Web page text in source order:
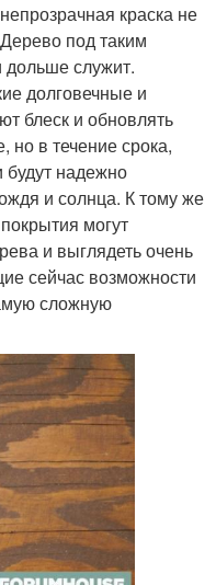
краска не
под таким
дольше служит.
долговечные и
блеск и обновлять
но в течение срока,
будут надежно
и солнца. К тому же
могут
и выглядеть очень
сейчас возможности
сложную